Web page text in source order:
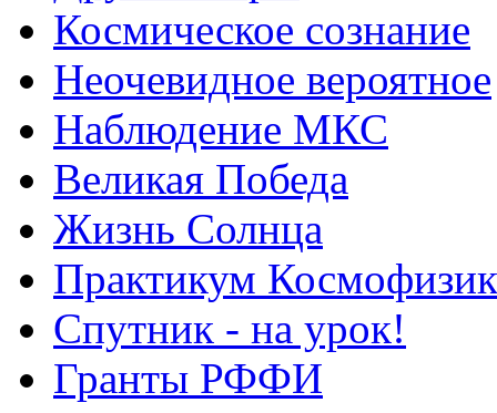
Космическое сознание
Неочевидное вероятное
Наблюдение МКС
Великая Победа
Жизнь Солнца
Практикум
Спутник - на урок!
Гранты РФФИ